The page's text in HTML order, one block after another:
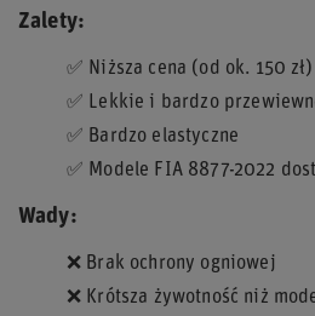
Zalety:
✅ Niższa cena (od ok. 150 zł)
✅ Lekkie i bardzo
✅ Bardzo elastyczne
✅ Modele FIA 8877-2022
Wady:
❌ Brak ochrony ogniowej
❌ Krótsza żywotność niż